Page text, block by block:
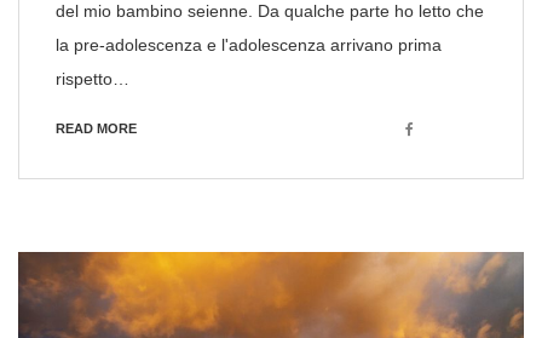
del mio bambino seienne. Da qualche parte ho letto che
la pre-adolescenza e l'adolescenza arrivano prima
rispetto…
READ MORE Facebook